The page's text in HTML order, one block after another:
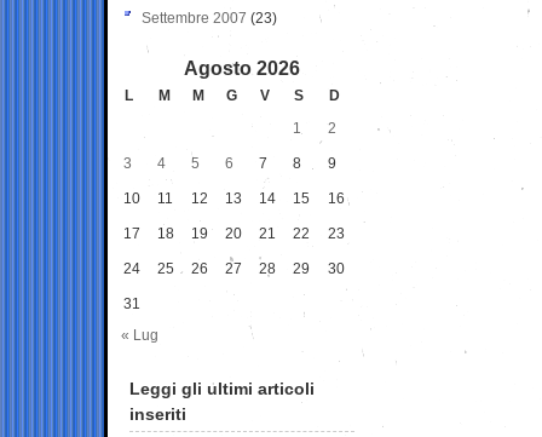
Settembre 2007 (23)
Agosto 2026
L M M G V S
D
1
2
3 4 5 6 7 8 9
10 11 12 13 14 15 16
17 18 19 20 21 22 23
24 25 26 27 28 29 30
31
« Lug
Leggi gli ultimi articoli
inseriti